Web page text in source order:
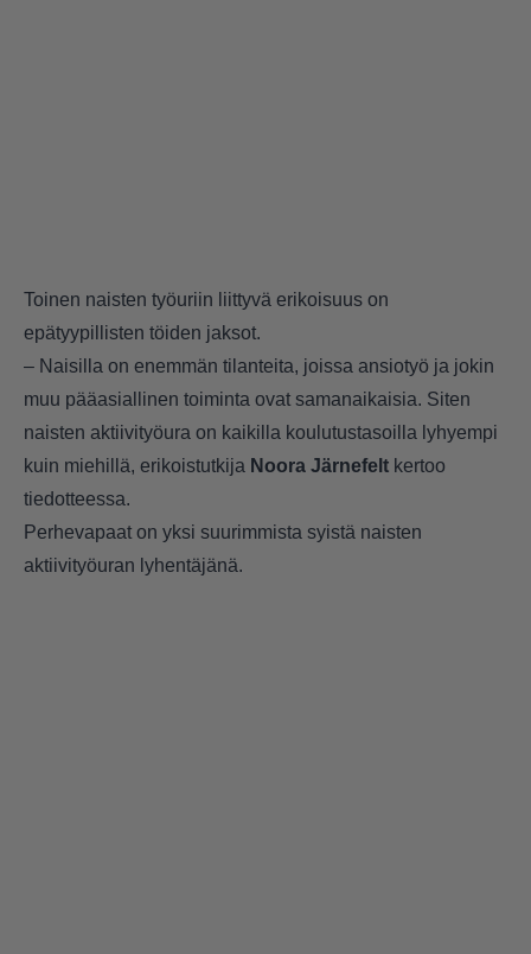
Toinen naisten työuriin liittyvä erikoisuus on
epätyypillisten töiden jaksot.
– Naisilla on enemmän tilanteita, joissa ansiotyö ja jokin
muu pääasiallinen toiminta ovat samanaikaisia. Siten
naisten aktiivityöura on kaikilla koulutustasoilla lyhyempi
kuin miehillä, erikoistutkija Noora Järnefelt kertoo
tiedotteessa.
Perhevapaat on yksi suurimmista syistä naisten
aktiivityöuran lyhentäjänä.